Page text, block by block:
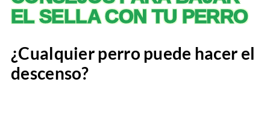
EL SELLA CON TU PERRO
¿Cualquier perro puede hacer el
descenso?